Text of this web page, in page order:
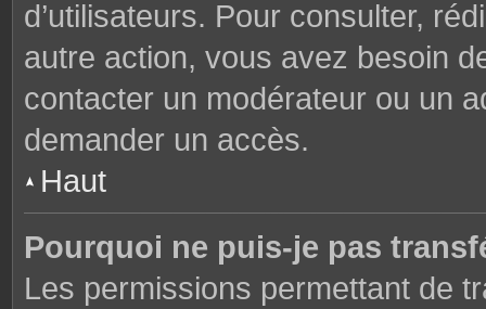
d’utilisateurs. Pour consulter,
autre action, vous avez besoin
contacter un modérateur ou un
demander un accès.
Haut
Pourquoi ne puis-je pas
Les permissions permettant de